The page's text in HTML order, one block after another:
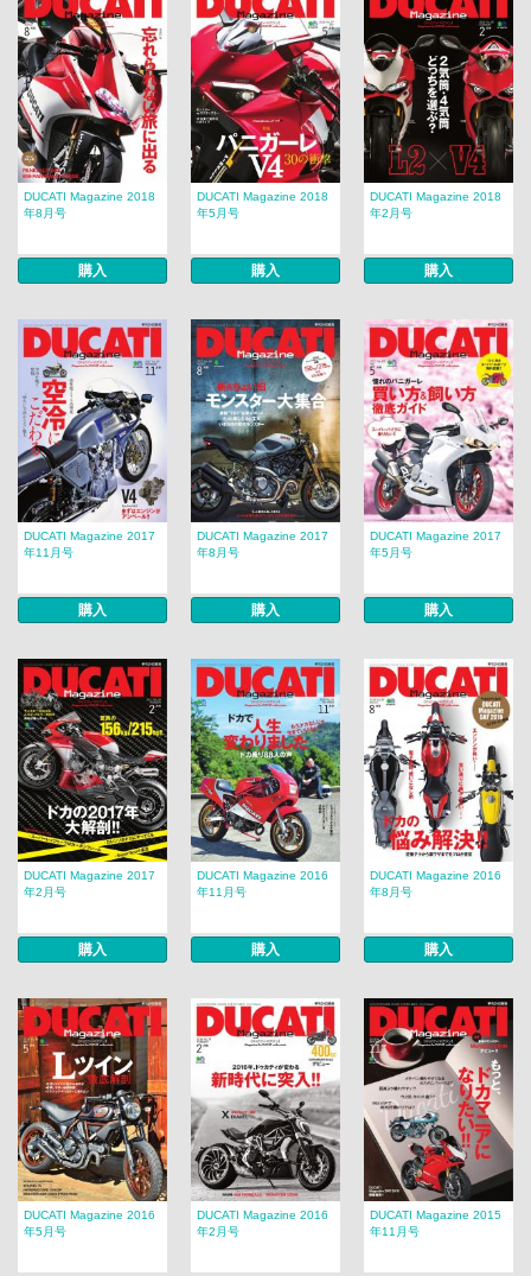
DUCATI Magazine 2018
年8月号
購入
DUCATI Magazine 2018
年5月号
購入
DUCATI Magazine 2018
年2月号
購入
DUCATI Magazine 2017
年11月号
購入
DUCATI Magazine 2017
年8月号
購入
DUCATI Magazine 2017
年5月号
購入
DUCATI Magazine 2017
年2月号
購入
DUCATI Magazine 2016
年11月号
購入
DUCATI Magazine 2016
年8月号
購入
DUCATI Magazine 2016
年5月号
DUCATI Magazine 2016
年2月号
DUCATI Magazine 2015
年11月号